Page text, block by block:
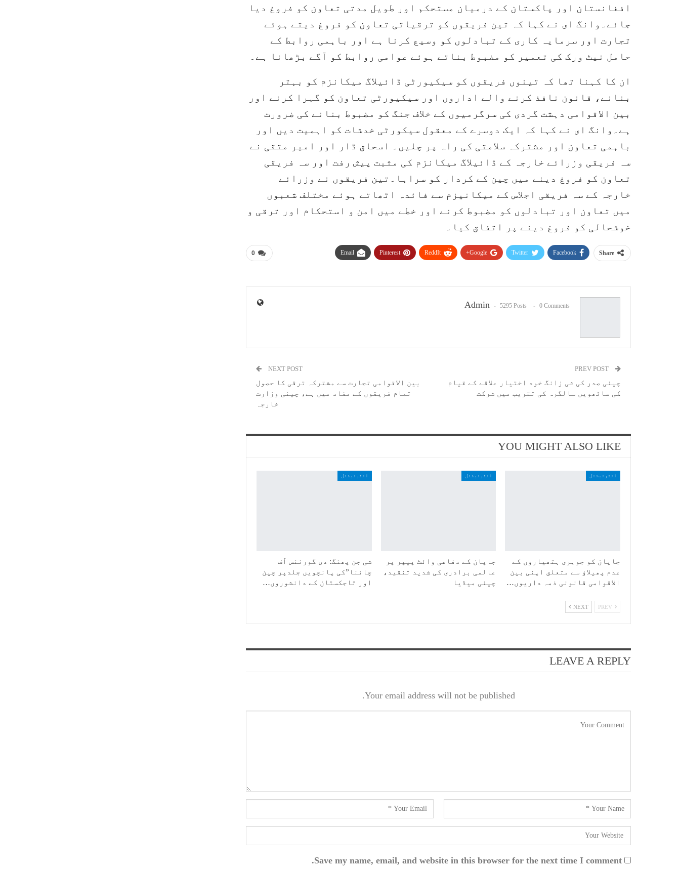
افغانستان اور پاکستان کے درمیان مستحکم اور طویل مدتی تعاون کو فروغ دیا
جائے۔وانگ ای نے کہا کہ تین فریقوں کو ترقیاتی تعاون کو فروغ دیتے ہوئے
تجارت اور سرمایہ کاری کے تبادلوں کو وسیع کرنا ہے اور باہمی روابط کے
حامل نیٹ ورک کی تعمیر کو مضبوط بناتے ہوئے عوامی روابط کو آگے بڑھانا ہے۔
ان کا کہنا تھا کہ تینوں فریقوں کو سیکیورٹی ڈائیلاگ میکانزم کو بہتر
بنانے، قانون نافذ کرنے والے اداروں اور سیکیورٹی تعاون کو گہرا کرنے اور
بین الاقوامی دہشت گردی کی سرگرمیوں کے خلاف جنگ کو مضبوط بنانے کی ضرورت
ہے۔وانگ ای نے کہا کہ ایک دوسرے کے معقول سیکورٹی خدشات کو اہمیت دیں اور
باہمی تعاون اور مشترکہ سلامتی کی راہ پر چلیں۔ اسحاق ڈار اور امیر متقی نے
سہ فریقی وزرائے خارجہ کے ڈائیلاگ میکانزم کی مثبت پیش رفت اور سہ فریقی
تعاون کو فروغ دینے میں چین کے کردار کو سراہا۔تین فریقوں نے وزرائے
خارجہ کے سہ فریقی اجلاس کے میکانیزم سے فائدہ اٹھاتے ہوئے مختلف شعبوں
میں تعاون اور تبادلوں کو مضبوط کرنے اور خطے میں امن و استحکام اور ترقی و
خوشحالی کو فروغ دینے پر اتفاق کیا۔
0 Share
Facebook
Twitter
Google+
ReddIt
Pinterest
Email
Admin 5295 Posts 0 Comments
چینی صدر کی شی زانگ خود اختیار علاقے کے قیام
کی ساٹھویں سالگرہ کی تقریب میں شرکت
NEXT POST
بین الاقوامی تجارت سے مشترکہ ترقی کا حصول
تمام فریقوں کے مفاد میں ہے، چینی وزارت
خارجہ
YOU MIGHT ALSO LIKE
انٹرنیشنل
جاپان کو جوہری ہتھیاروں کے
عدم پھیلاؤ سے متعلق اپنی بین
الاقوامی قانونی ذمہ داریوں…
انٹرنیشنل
جاپان کے دفاعی وائٹ پیپر پر
عالمی برادری کی شدید تنقید،
چینی میڈیا
انٹرنیشنل
شی جن پھنگ: دی گورننس آف
چائنا”کی پانچویں جلدپر چین
اور تاجکستان کے دانشوروں…
NEXT
LEAVE A REPLY
Your email address will not be published.
Save my name, email, and website in this browser for the next time I comment.